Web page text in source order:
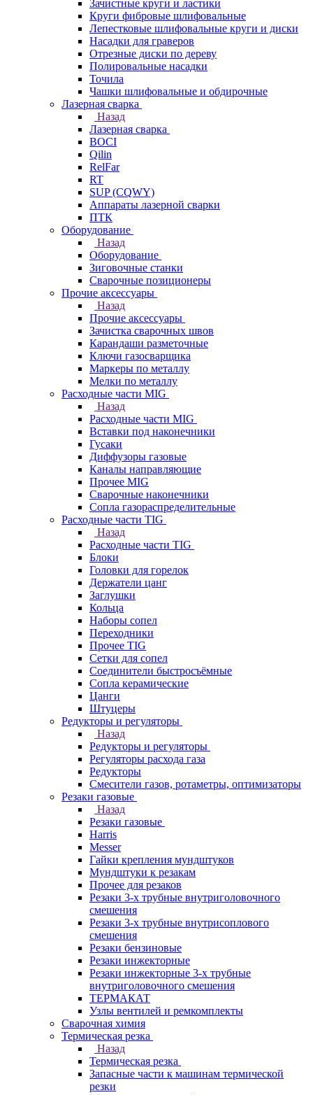
Зачистные круги и ластики
Круги фибровые шлифовальные
Лепестковые шлифовальные круги и диски
Насадки для граверов
Отрезные диски по дереву
Полировальные насадки
Точила
Чашки шлифовальные и обдирочные
Лазерная сварка
Назад
Лазерная сварка
BOCI
Qilin
RelFar
RT
SUP (CQWY)
Аппараты лазерной сварки
ПТК
Оборудование
Назад
Оборудование
Зиговочные станки
Сварочные позиционеры
Прочие аксессуары
Назад
Прочие аксессуары
Зачистка сварочных швов
Карандаши разметочные
Ключи газосварщика
Маркеры по металлу
Мелки по металлу
Расходные части MIG
Назад
Расходные части MIG
Вставки под наконечники
Гусаки
Диффузоры газовые
Каналы направляющие
Прочее MIG
Сварочные наконечники
Сопла газораспределительные
Расходные части TIG
Назад
Расходные части TIG
Блоки
Головки для горелок
Держатели цанг
Заглушки
Кольца
Наборы сопел
Переходники
Прочее TIG
Сетки для сопел
Соединители быстросъёмные
Сопла керамические
Цанги
Штуцеры
Редукторы и регуляторы
Назад
Редукторы и регуляторы
Регуляторы расхода газа
Редукторы
Смесители газов, ротаметры, оптимизаторы
Резаки газовые
Назад
Резаки газовые
Harris
Messer
Гайки крепления мундштуков
Мундштуки к резакам
Прочее для резаков
Резаки 3-х трубные внутриголовочного
смешения
Резаки 3-х трубные внутрисоплового
смешения
Резаки бензиновые
Резаки инжекторные
Резаки инжекторные 3-х трубные
внутриголовочного смешения
ТЕРМАКАТ
Узлы вентилей и ремкомплекты
Сварочная химия
Термическая резка
Назад
Термическая резка
Запасные части к машинам термической
резки